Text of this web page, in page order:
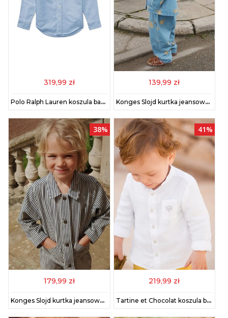
319,99 zł
Polo Ralph Lauren koszula bawełniana dziecięca kolor niebieski 322677133002
139,99 zł
Konges Slojd kurtka jeansowa dziecięca MAGOT JACKET GOTS kolor niebieski KS102441
38%
179,99 zł
Konges Slojd kurtka jeansowa dziecięca FENDER JACKET GOTS kolor czarny KS102805
41%
219,99 zł
Tartine et Chocolat koszula bawełniana dziecięca kolor biały CA12061